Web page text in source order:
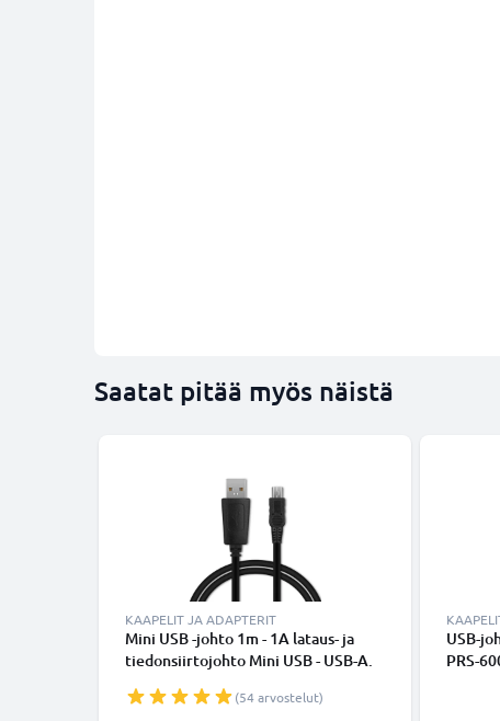
Saatat pitää myös näistä
KAAPELIT JA ADAPTERIT
Mini USB -johto 1m - 1A lataus- ja
tiedonsiirtojohto Mini USB - USB-A.
(54 arvostelut)
USB-
PRS-